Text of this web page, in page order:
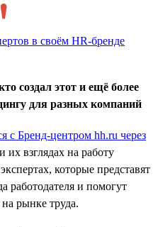
в своём HR-бренде
создал этот и ещё более
для разных компаний
с Бренд-центром hh.ru через
их взглядах на работу
которые представят
работодателя и помогут
рынке труда.